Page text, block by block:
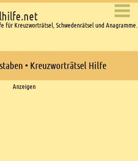
für Kreuzworträtsel, Schwedenrätsel und Anagramme.
• Kreuzworträtsel Hilfe
Anzeigen